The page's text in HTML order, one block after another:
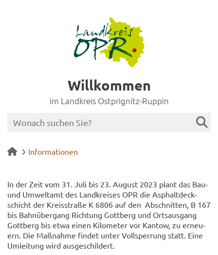
Willkommen
im Landkreis Ostprignitz-Ruppin
Informationen
In der Zeit vom 31. Juli bis 23. Au­gust 2023 plant das Bau-
und Um­welt­amt des Land­krei­ses OPR die Asphalt­deck­
schicht der Kreis­stra­ße K 6806 auf den Ab­schnit­ten, B 167
bis Bahn­über­gang Rich­tung Gott­berg und Orts­aus­gang
Gott­berg bis etwa einen Ki­lo­me­ter vor Kan­tow, zu er­neu­
ern. Die Maß­nah­me fin­det unter Voll­sper­rung statt. Eine
Um­lei­tung wird aus­ge­schil­dert.